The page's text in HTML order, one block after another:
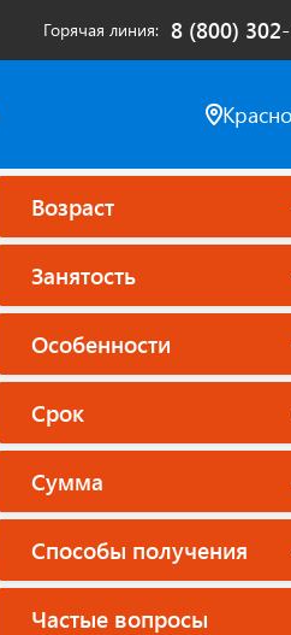
Горячая линия 8 (800)
Возраст
Занятость
Особенности
Срок
Сумма
Способы получения
Частые вопросы